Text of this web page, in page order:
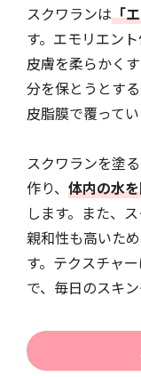
スクワランは「
す。エモリエン
皮膚を柔らかく
分を保とうとす
皮脂膜で覆ってい
スクワランを塗
作り、 体内の水
します。また、
親和性も高いた
す。テクスチャ
で、毎日のスキ